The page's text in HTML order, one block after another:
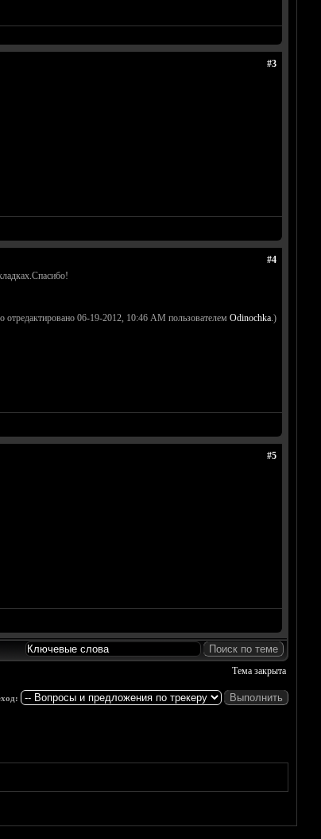
#3
#4
отредактировано 06-19-2012, 10:46 AM пользователем Odinochka.)
#5
Тема закрыта